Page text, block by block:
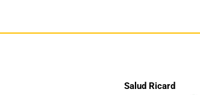
Salud Ricard